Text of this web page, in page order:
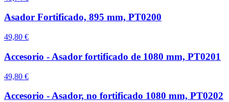
Asador Fortificado, 895 mm, PT0200
49,80 €
Accesorio - Asador fortificado de 1080 mm, PT0201
49,80 €
Accesorio - Asador, no fortificado 1080 mm, PT0202